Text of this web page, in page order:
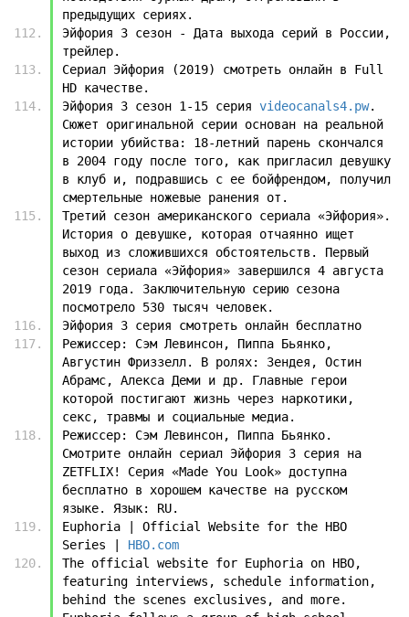
предыдущих сериях.
Эйфория 3 сезон - Дата выхода серий в России,
трейлер.
Сериал Эйфория (2019) смотреть онлайн в Full
HD качестве.
Эйфория 3 сезон 1-15 серия videocanals4.pw.
Сюжет оригинальной серии основан на реальной
истории убийства: 18-летний парень скончался
в 2004 году после того, как пригласил девушку
в клуб и, подравшись с ее бойфрендом, получил
смертельные ножевые ранения от.
Третий сезон американского сериала «Эйфория».
История о девушке, которая отчаянно ищет
выход из сложившихся обстоятельств. Первый
сезон сериала «Эйфория» завершился 4 августа
2019 года. Заключительную серию сезона
посмотрело 530 тысяч человек.
Эйфория 3 серия смотреть онлайн бесплатно
Режиссер: Сэм Левинсон, Пиппа Бьянко,
Августин Фриззелл. В ролях: Зендея, Остин
Абрамс, Алекса Деми и др. Главные герои
которой постигают жизнь через наркотики,
секс, травмы и социальные медиа.
Режиссер: Сэм Левинсон, Пиппа Бьянко.
Смотрите онлайн сериал Эйфория 3 серия на
ZETFLIX! Серия «Made You Look» доступна
бесплатно в хорошем качестве на русском
языке. Язык: RU.
Euphoria | Official Website for the HBO
Series | HBO.com
The official website for Euphoria on HBO,
featuring interviews, schedule information,
behind the scenes exclusives, and more.